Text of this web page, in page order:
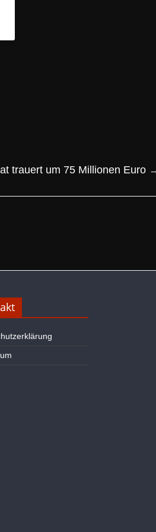
trauert um 75 Millionen Euro